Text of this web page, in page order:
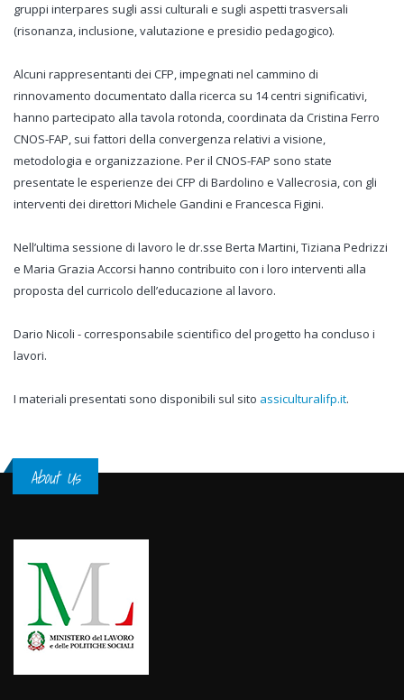
gruppi interpares sugli assi culturali e sugli aspetti trasversali
(risonanza, inclusione, valutazione e presidio pedagogico).
Alcuni rappresentanti dei CFP, impegnati nel cammino di
rinnovamento documentato dalla ricerca su 14 centri significativi,
hanno partecipato alla tavola rotonda, coordinata da Cristina Ferro
CNOS-FAP, sui fattori della convergenza relativi a visione,
metodologia e organizzazione. Per il CNOS-FAP sono state
presentate le esperienze dei CFP di Bardolino e Vallecrosia, con gli
interventi dei direttori Michele Gandini e Francesca Figini.
Nell’ultima sessione di lavoro le dr.sse Berta Martini, Tiziana Pedrizzi
e Maria Grazia Accorsi hanno contribuito con i loro interventi alla
proposta del curricolo dell’educazione al lavoro.
Dario Nicoli - corresponsabile scientifico del progetto ha concluso i
lavori.
I materiali presentati sono disponibili sul sito assiculturalifp.it.
About Us